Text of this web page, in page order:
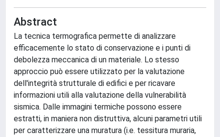
Abstract
La tecnica termografica permette di analizzare
efficacemente lo stato di conservazione e i punti di
debolezza meccanica di un materiale. Lo stesso
approccio può essere utilizzato per la valutazione
dell'integrità strutturale di edifici e per ricavare
informazioni utili alla valutazione della vulnerabilità
sismica. Dalle immagini termiche possono essere
estratti, in maniera non distruttiva, alcuni parametri utili
per caratterizzare una muratura (i.e. tessitura muraria,